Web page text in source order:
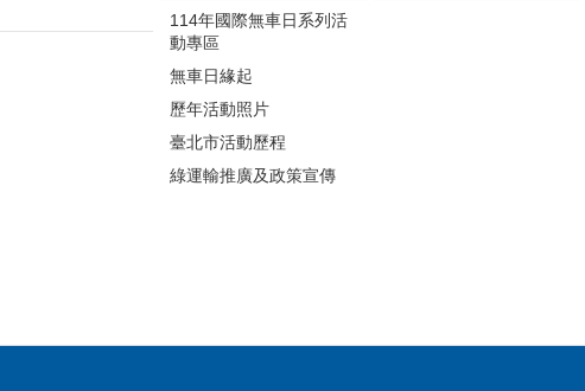
114年國際無車日系列活
動專區
無車日緣起
歷年活動照片
臺北市活動歷程
綠運輸推廣及政策宣傳